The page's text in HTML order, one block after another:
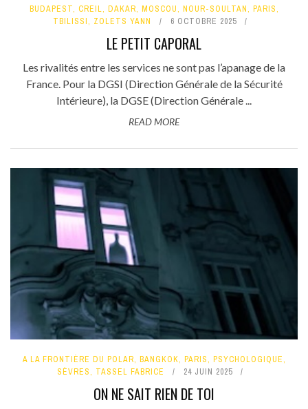
BUDAPEST, CREIL, DAKAR, MOSCOU, NOUR-SOULTAN, PARIS,
TBILISSI, ZOLETS YANN 6 OCTOBRE 2025
LE PETIT CAPORAL
Les rivalités entre les services ne sont pas l’apanage de la
France. Pour la DGSI (Direction Générale de la Sécurité
Intérieure), la DGSE (Direction Générale ...
READ MORE
A LA FRONTIÈRE DU POLAR, BANGKOK, PARIS, PSYCHOLOGIQUE,
SÈVRES, TASSEL FABRICE 24 JUIN 2025
ON NE SAIT RIEN DE TOI